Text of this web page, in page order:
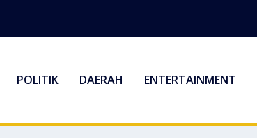
POLITIK DAERAH ENTERTAINMENT